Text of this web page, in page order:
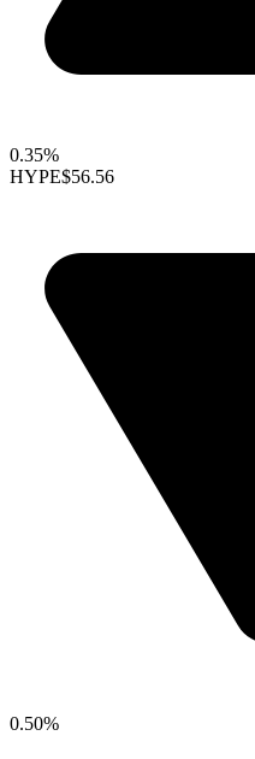
0.35%
HYPE$56.56
0.50%